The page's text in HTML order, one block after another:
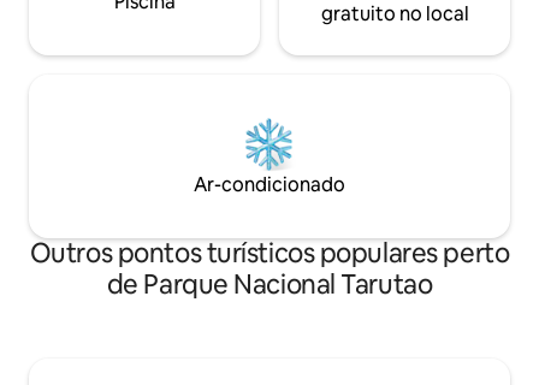
gratuito no local
Ar-condicionado
Outros pontos turísticos populares perto
de Parque Nacional Tarutao